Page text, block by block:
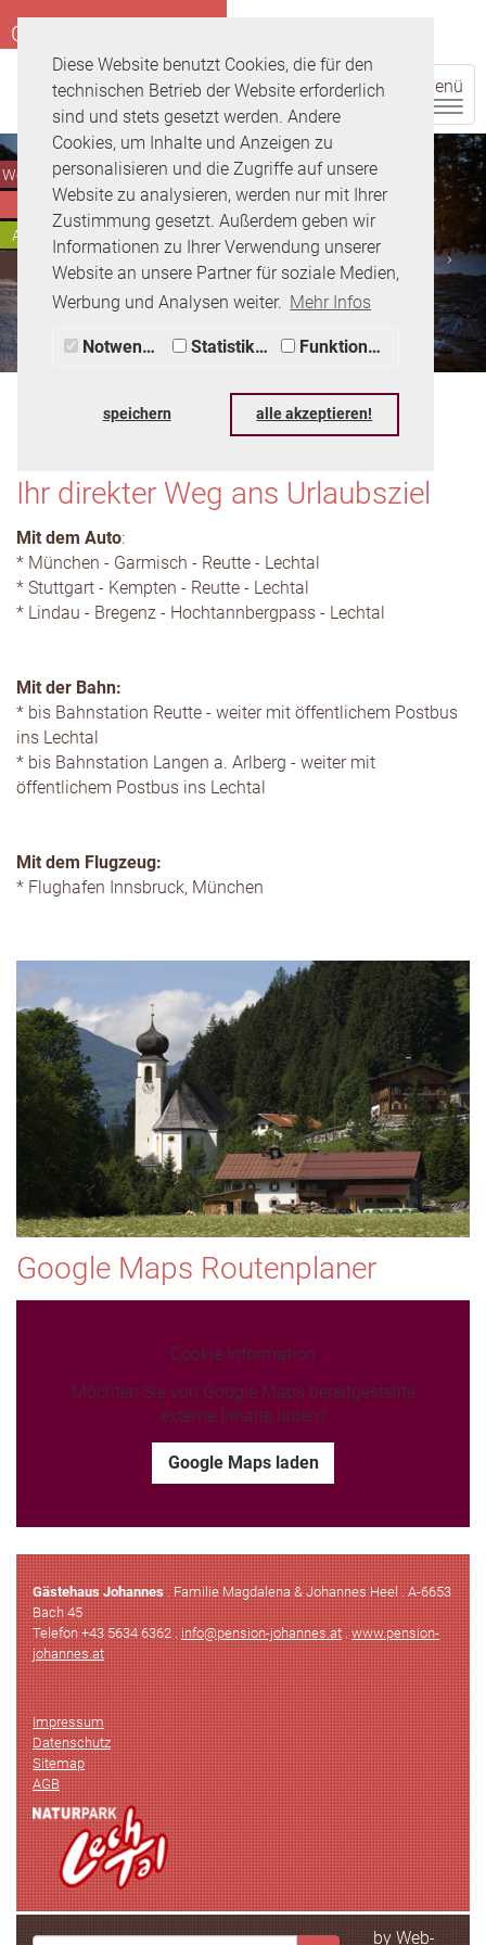
Diese Website benutzt Cookies, die für den
technischen Betrieb der Website erforderlich
sind und stets gesetzt werden. Andere
Cookies, um Inhalte und Anzeigen zu
personalisieren und die Zugriffe auf unsere
Website zu analysieren, werden nur mit Ihrer
Zustimmung gesetzt. Außerdem geben wir
Informationen zu Ihrer Verwendung unserer
Website an unsere Partner für soziale Medien,
Werbung und Analysen weiter. Mehr Infos
Notwendig Statistiken Funktionale
speichern alle akzeptieren!
Menü
Lage & Anreise
Ihr direkter Weg ans Urlaubsziel
Mit dem Auto:
* München - Garmisch - Reutte - Lechtal
* Stuttgart - Kempten - Reutte - Lechtal
* Lindau - Bregenz - Hochtannbergpass - Lechtal
Mit der Bahn:
* bis Bahnstation Reutte - weiter mit öffentlichem Postbus
ins Lechtal
* bis Bahnstation Langen a. Arlberg - weiter mit
öffentlichem Postbus ins Lechtal
Mit dem Flugzeug:
* Flughafen Innsbruck, München
Google Maps Routenplaner
Cookie Information
Möchten Sie von Google Maps bereitgestellte
externe Inhalte laden?
Google Maps laden
Gästehaus Johannes. Familie Magdalena & Johannes Heel . A-6653
Bach 45
Telefon +43 5634 6362 .info@pension-johannes.at.www.pension-
johannes.at
Impressum
Datenschutz
Sitemap
AGB
by Web-
Wohnungen
Zimmer
Anfragen
Buchen